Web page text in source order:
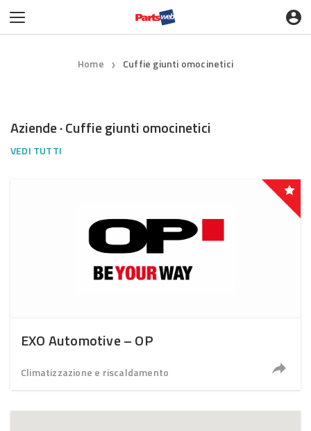
Home ❯ Cuffie giunti omocinetici
Aziende · Cuffie giunti omocinetici
VEDI TUTTI
EXO Automotive – OP
Climatizzazione e riscaldamento